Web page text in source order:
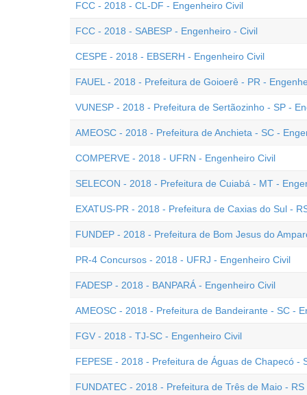
FCC - 2018 - CL-DF - Engenheiro Civil
FCC - 2018 - SABESP - Engenheiro - Civil
CESPE - 2018 - EBSERH - Engenheiro Civil
FAUEL - 2018 - Prefeitura de Goioerê - PR -
VUNESP - 2018 - Prefeitura de Sertãozinho - SP -
AMEOSC - 2018 - Prefeitura de Anchieta - SC -
COMPERVE - 2018 - UFRN - Engenheiro Civil
SELECON - 2018 - Prefeitura de Cuiabá - MT -
EXATUS-PR - 2018 - Prefeitura de Caxias do Sul -
FUNDEP - 2018 - Prefeitura de Bom Jesus do
PR-4 Concursos - 2018 - UFRJ - Engenheiro Civil
FADESP - 2018 - BANPARÁ - Engenheiro Civil
AMEOSC - 2018 - Prefeitura de Bandeirante - SC -
FGV - 2018 - TJ-SC - Engenheiro Civil
FEPESE - 2018 - Prefeitura de Águas de Chapecó -
FUNDATEC - 2018 - Prefeitura de Três de Maio -